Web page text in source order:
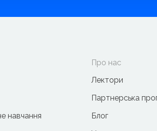
навчання
Про нас
Лектори
Партнерська
Блог